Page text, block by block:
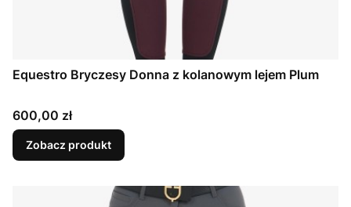
Equestro Bryczesy Donna z kolanowym lejem Plum
Cena
600,00 zł
Zobacz produkt